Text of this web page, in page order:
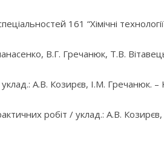
161 “Хімічні
В.Г. Гречанюк, Т.В.
А.В. Козирєв, І.М. Гречанюк. –
робіт / уклад.: А.В. Козирєв,